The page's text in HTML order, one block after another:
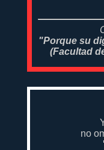
"Porque su
(Facultad
no